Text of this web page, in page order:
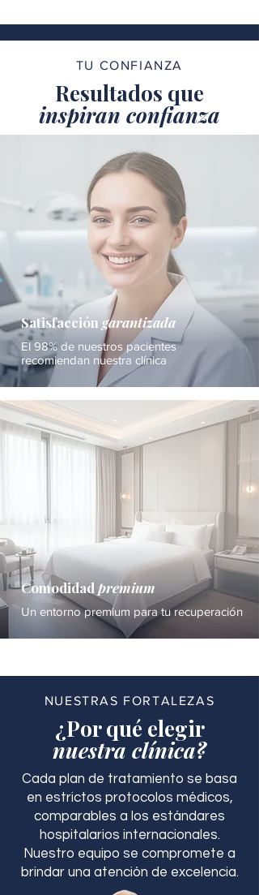
TU CONFIANZA
Resultados que
inspiran confianza
Satisfacción garantizada
El 98% de nuestros pacientes
recomiendan nuestra clínica
Comodidad premium
Un entorno premium para tu recuperación
NUESTRAS FORTALEZAS
¿Por qué elegir
nuestra clínica?
Cada plan de tratamiento se basa
en estrictos protocolos médicos,
comparables a los estándares
hospitalarios internacionales.
Nuestro equipo se compromete a
brindar una atención de excelencia.